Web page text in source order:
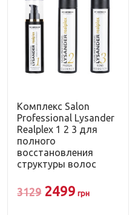
Комплекс Salon
Professional Lysander
Realplex 1 2 3 для
полного
восстановления
структуры волос
3129 2499 грн